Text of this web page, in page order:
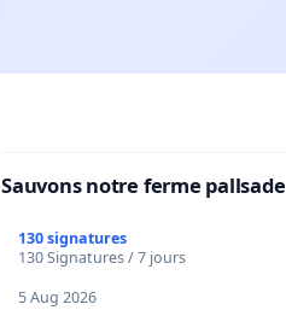
Sauvons notre ferme pallsade
130 signatures
130 Signatures / 7 jours
5 Aug 2026